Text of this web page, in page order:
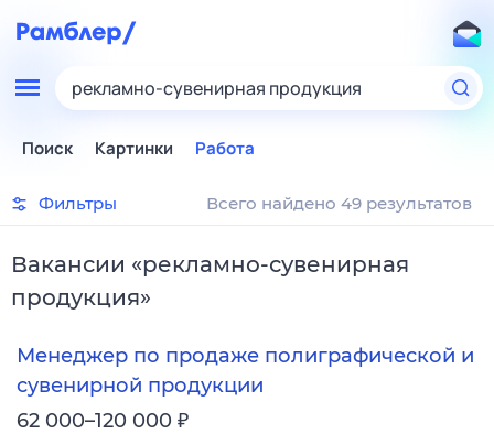
рекламно-сувенирная продукция
Поиск Картинки Работа
Фильтры Всего найдено 49 результатов
Вакансии «рекламно-сувенирная
продукция»
Менеджер по продаже полиграфической и
сувенирной продукции
62 000–120 000 ₽